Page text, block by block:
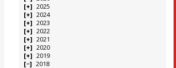
2025
2024
2023
2022
2021
2020
2019
2018